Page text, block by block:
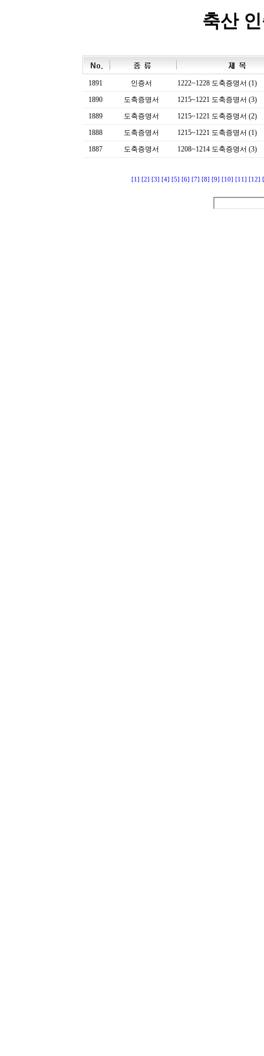
축산
1891 인증서
1222~1228 도축증명서 (1)
1890
도축증명서
1215~1221 도축증명서 (3)
1889
도축증명서
1215~1221 도축증명서 (2)
1888
도축증명서
1215~1221 도축증명서 (1)
1887
도축증명서 1208~1214 도축증명서 (3)
[1] [2] [3] [4] [5] [6] [7] [8] [9] [10] [11] [12]